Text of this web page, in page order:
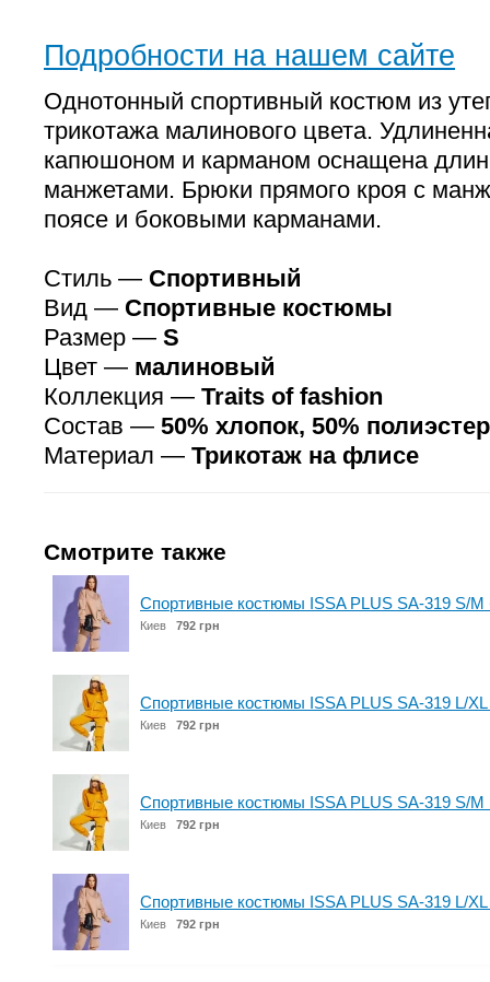
Подробности на нашем сайте
Однотонный спортивный костюм из
трикотажа малинового цвета.
капюшоном и карманом оснащена
манжетами. Брюки прямого кроя с
поясе и боковыми карманами.
Стиль — Спортивный
Вид — Спортивные костюмы
Размер — S
Цвет — малиновый
Коллекция — Traits of fashion
Состав — 50% хлопок, 50% полиэстер
Материал — Трикотаж на флисе
Смотрите также
Спортивные костюмы ISSA PLUS SA-319 S/
Киев 792 грн
Спортивные костюмы ISSA PLUS SA-319 L/XL
Киев 792 грн
Спортивные костюмы ISSA PLUS SA-319 S/M
Киев 792 грн
Спортивные костюмы ISSA PLUS SA-319 L/
Киев 792 грн